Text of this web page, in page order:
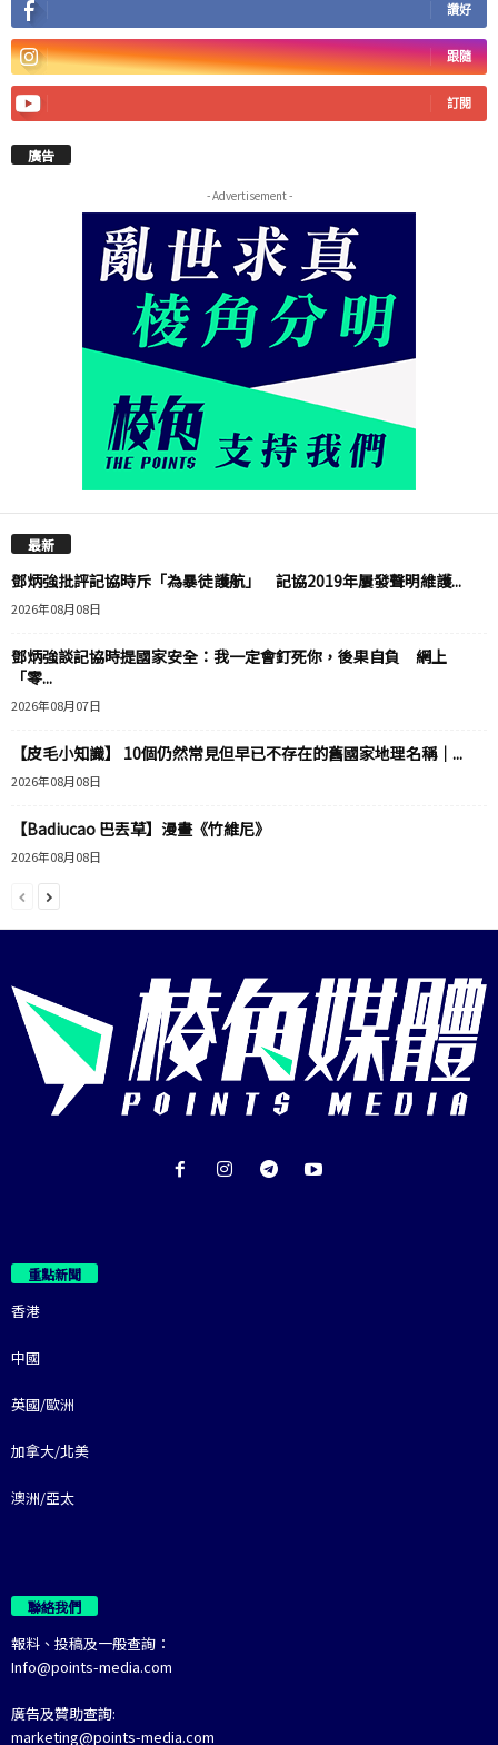
讚好
跟隨
訂閱
廣告
- Advertisement -
最新
鄧炳強批評記協時斥「為暴徒護航」 記協2019年屢發聲明維護...
2026年08月08日
鄧炳強談記協時提國家安全：我一定會釘死你，後果自負 網上
「零...
2026年08月07日
【皮毛小知識】 10個仍然常見但早已不存在的舊國家地理名稱｜...
2026年08月08日
【Badiucao 巴丟草】漫畫《竹維尼》
2026年08月08日
重點新聞
香港
中國
英國/歐洲
加拿大/北美
澳洲/亞太
聯絡我們
報料、投稿及一般查詢：
Info@points-media.com
廣告及贊助查詢:
marketing@points-media.com